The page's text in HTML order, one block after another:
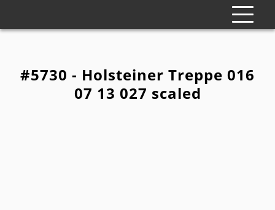
#5730 - Holsteiner Treppe 016
07 13 027 scaled